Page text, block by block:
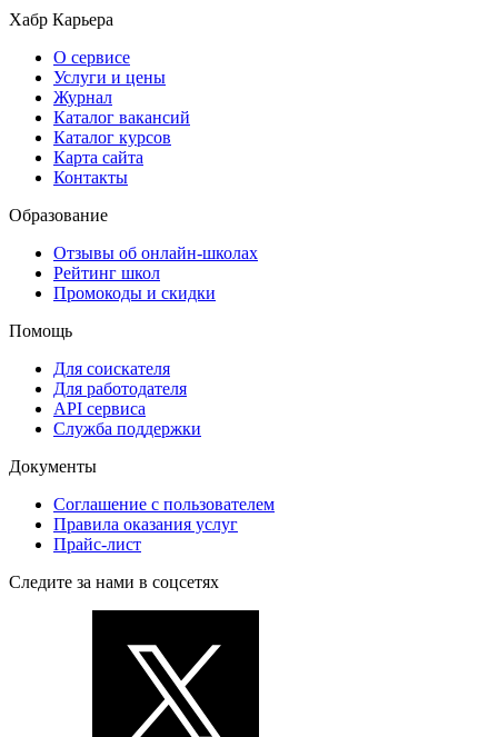
Хабр Карьера
О сервисе
Услуги и цены
Журнал
Каталог вакансий
Каталог курсов
Карта сайта
Контакты
Образование
Отзывы об онлайн-школах
Рейтинг школ
Промокоды и скидки
Помощь
Для соискателя
Для работодателя
API сервиса
Служба поддержки
Документы
Соглашение с пользователем
Правила оказания услуг
Прайс-лист
Следите за нами в соцсетях